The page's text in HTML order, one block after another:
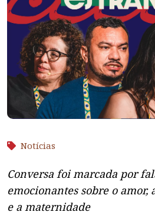
Notícias
Conversa foi marcada por
emocionantes sobre o amor,
e a maternidade